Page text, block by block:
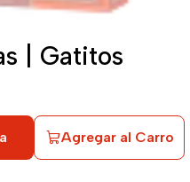
| Gatitos
Agregar al Carro